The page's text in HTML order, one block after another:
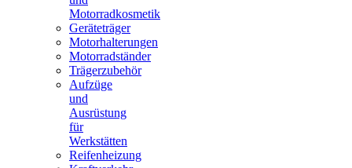
Motorradkosmetik
Geräteträger
Motorhalterungen
Motorradständer
Trägerzubehör
Aufzüge
und
Ausrüstung
für
Werkstätten
Reifenheizung